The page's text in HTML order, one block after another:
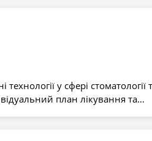
технології у сфері стоматології
план лікування та…